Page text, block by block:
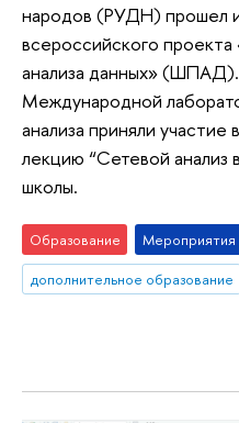
народов (РУДН) прошел
всероссийского
анализа данных»
Международной
анализа приняли
лекцию “Сетевой анализ
школы.
Образование Мероприятия
дополнительное образование